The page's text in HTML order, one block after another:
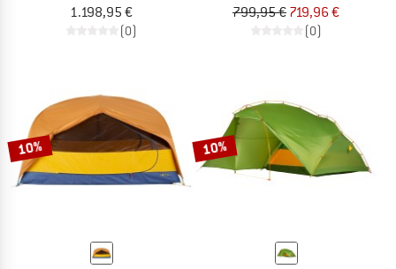
1.198,95 €
(0)
799,95 € 719,96 €
(0)
10% 10%